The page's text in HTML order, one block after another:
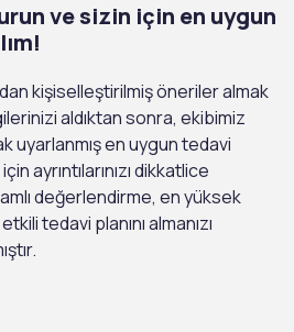
ve sizin için en uygun
kişiselleştirilmiş öneriler almak
aldıktan sonra, ekibimiz
uyarlanmış en uygun tedavi
ayrıntılarınızı dikkatlice
değerlendirme, en yüksek
tedavi planını almanızı